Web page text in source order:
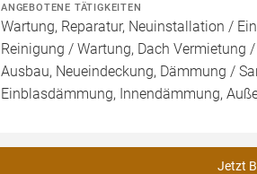
ANGEBOTENE TÄTIGKEITEN
Wartung, Reparatur, Neuinstallation /
Reinigung / Wartung, Dach Vermietung
Ausbau, Neueindeckung, Dämmung /
Einblasdämmung, Innendämmung,
Jetzt